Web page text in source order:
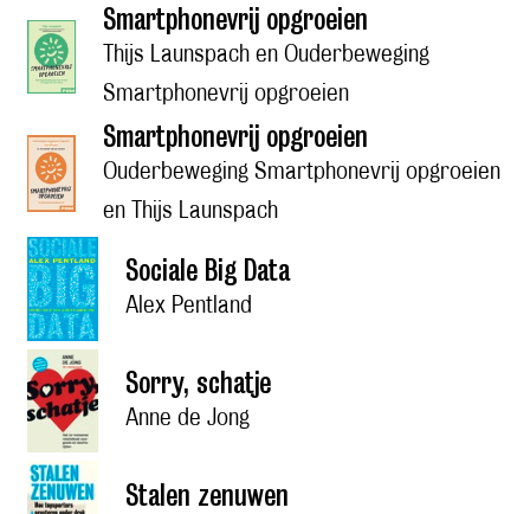
Smartphonevrij opgroeien
Thijs Launspach en Ouderbeweging
Smartphonevrij opgroeien
Smartphonevrij opgroeien
Ouderbeweging Smartphonevrij opgroeien
en Thijs Launspach
Sociale Big Data
Alex Pentland
Sorry, schatje
Anne de Jong
Stalen zenuwen